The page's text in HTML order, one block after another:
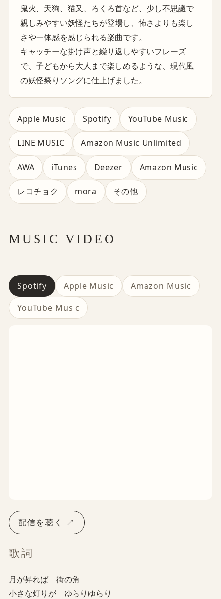
鬼火、天狗、猫又、ろくろ首など、少し不思議で
親しみやすい妖怪たちが登場し、怖さよりも楽し
さや一体感を感じられる楽曲です。
キャッチーな掛け声と繰り返しやすいフレーズ
で、子どもから大人まで楽しめるような、現代風
の妖怪祭りソングに仕上げました。
Apple Music Spotify YouTube Music
LINE MUSIC Amazon Music Unlimited
AWA iTunes Deezer Amazon Music
レコチョク mora その他
MUSIC VIDEO
Spotify Apple Music
Amazon Music
YouTube Music
配信を聴く ↗
歌詞
月が昇れば 街の角
小さな灯りが ゆらりゆらり